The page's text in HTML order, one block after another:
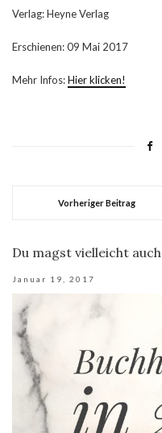
Verlag: Heyne Verlag
Erschienen: 09 Mai 2017
Mehr Infos:Hier klicken!
Vorheriger Beitrag
Du magst vielleicht auch
Januar 19, 2017